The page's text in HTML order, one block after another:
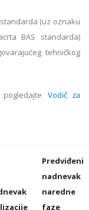
(uz oznaku
BAS standarda)
tehničkog
Vodič za
Predviđeni
nadnevak
naredne
faze